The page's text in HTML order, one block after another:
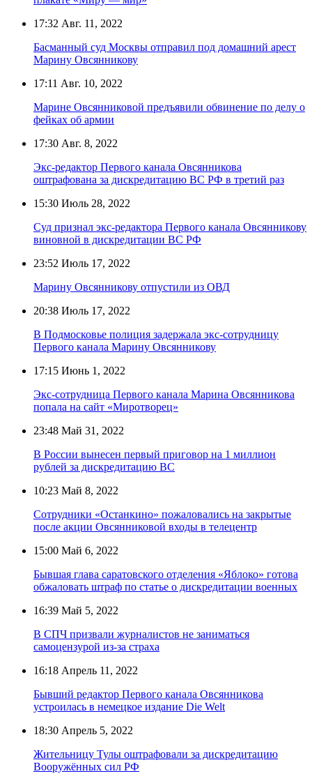
17:32 Авг. 11, 2022
Басманный суд Москвы отправил под домашний арест
Марину Овсянникову
17:11 Авг. 10, 2022
Марине Овсянниковой предъявили обвинение по делу о
фейках об армии
17:30 Авг. 8, 2022
Экс-редактор Первого канала Овсянникова
оштрафована за дискредитацию ВС РФ в третий раз
15:30 Июль 28, 2022
Суд признал экс-редактора Первого канала Овсянникову
виновной в дискредитации ВС РФ
23:52 Июль 17, 2022
Марину Овсянникову отпустили из ОВД
20:38 Июль 17, 2022
В Подмосковье полиция задержала экс-сотрудницу
Первого канала Марину Овсянникову
17:15 Июнь 1, 2022
Экс-сотрудница Первого канала Марина Овсянникова
попала на сайт «Миротворец»
23:48 Май 31, 2022
В России вынесен первый приговор на 1 миллион
рублей за дискредитацию ВС
10:23 Май 8, 2022
Сотрудники «Останкино» пожаловались на закрытые
после акции Овсянниковой входы в телецентр
15:00 Май 6, 2022
Бывшая глава саратовского отделения «Яблоко» готова
обжаловать штраф по статье о дискредитации военных
16:39 Май 5, 2022
В СПЧ призвали журналистов не заниматься
самоцензурой из-за страха
16:18 Апрель 11, 2022
Бывший редактор Первого канала Овсянникова
устроилась в немецкое издание Die Welt
18:30 Апрель 5, 2022
Жительницу Тулы оштрафовали за дискредитацию
Вооружённых сил РФ